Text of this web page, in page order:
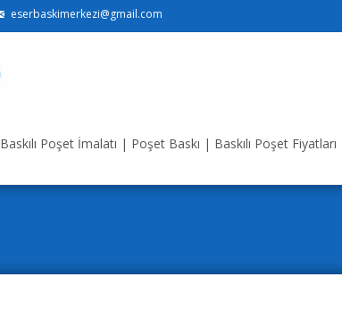
eserbaskimerkezi@gmail.com
Baskılı Poşet İmalatı | Poşet Baskı | Baskılı Poşet Fiyatları